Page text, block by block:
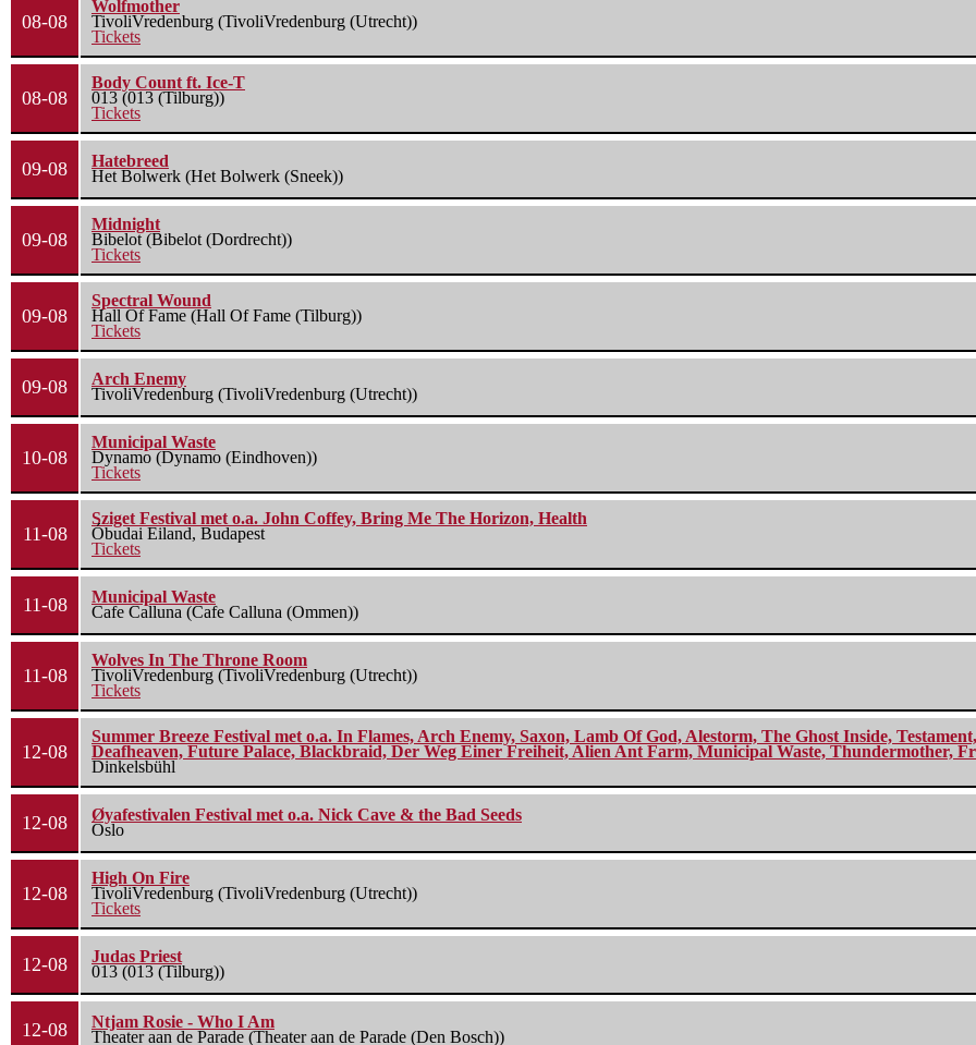
08-08
Wolfmother
TivoliVredenburg (TivoliVredenburg (Utrecht))
Tickets
08-08
Body Count ft. Ice-T
013 (013 (Tilburg))
Tickets
09-08
Hatebreed
Het Bolwerk (Het Bolwerk (Sneek))
09-08
Midnight
Bibelot (Bibelot (Dordrecht))
Tickets
09-08
Spectral Wound
Hall Of Fame (Hall Of Fame (Tilburg))
Tickets
09-08
Arch Enemy
TivoliVredenburg (TivoliVredenburg (Utrecht))
10-08
Municipal Waste
Dynamo (Dynamo (Eindhoven))
Tickets
11-08
Sziget Festival met o.a. John Coffey, Bring Me The Horizon, Health
Óbudai Eiland, Budapest
Tickets
11-08
Municipal Waste
Cafe Calluna (Cafe Calluna (Ommen))
11-08
Wolves In The Throne Room
TivoliVredenburg (TivoliVredenburg (Utrecht))
Tickets
12-08
Summer Breeze Festival met o.a. In Flames, Arch Enemy, Saxon, Lamb Of God, Alestorm, The Ghost Inside,
Deafheaven, Future Palace, Blackbraid, Der Weg Einer Freiheit, Alien Ant Farm, Municipal Waste, Thundermother,
Dinkelsbühl
12-08
Øyafestivalen Festival met o.a. Nick Cave & the Bad Seeds
Oslo
12-08
High On Fire
TivoliVredenburg (TivoliVredenburg (Utrecht))
Tickets
12-08
Judas Priest
013 (013 (Tilburg))
12-08
Ntjam Rosie - Who I Am
Theater aan de Parade (Theater aan de Parade (Den Bosch))